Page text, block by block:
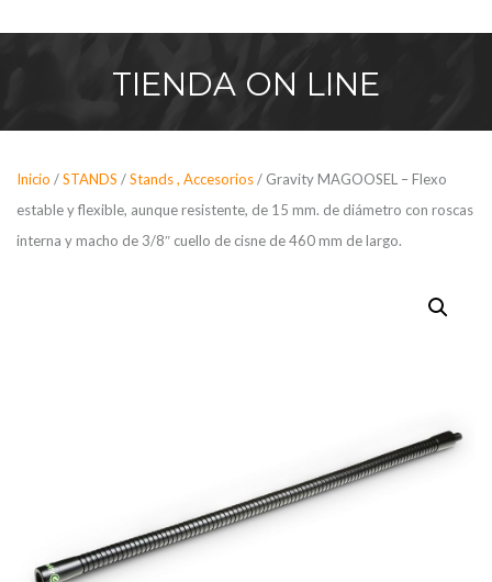
TIENDA ON LINE
Inicio /STANDS /Stands , Accesorios/ Gravity MAGOOSEL – Flexo
estable y flexible, aunque resistente, de 15 mm. de diámetro con roscas
interna y macho de 3/8″ cuello de cisne de 460 mm de largo.